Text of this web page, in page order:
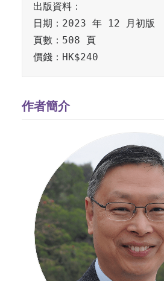
出版資料：
日期：2023 年 12 月初版
頁數：508 頁
價錢：HK$240
作者簡介